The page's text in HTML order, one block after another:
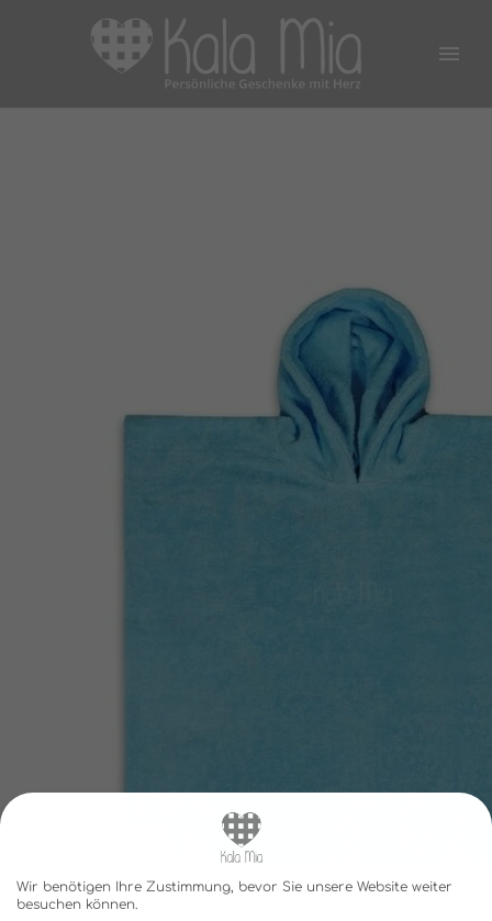
Wir benötigen Ihre Zustimmung, bevor Sie unsere Website weiter
besuchen können.